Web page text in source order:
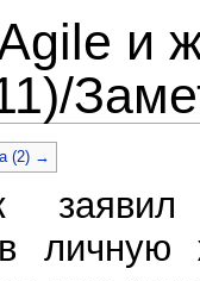
и
(2) →
личную